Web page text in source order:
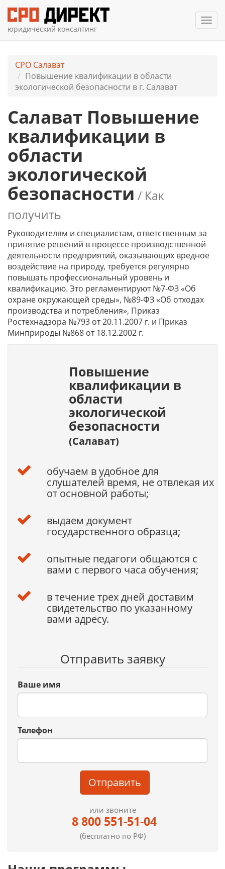
юридический консалтинг
СРО Салават
Повышение квалификации в области
экологической безопасности в г. Салават
Салават Повышение
квалификации в
области
экологической
безопасности / Как
получить
Руководителям и специалистам, ответственным за
принятие решений в процессе производственной
деятельности предприятий, оказывающих вредное
воздействие на природу, требуется регулярно
повышать профессиональный уровень и
квалификацию. Это регламентируют №7-ФЗ «Об
охране окружающей среды», №89-ФЗ «Об отходах
производства и потребления», Приказ
Ростехнадзора №793 от 20.11.2007 г. и Приказ
Минприроды №868 от 18.12.2002 г.
Повышение
квалификации в
области
экологической
безопасности
(Салават)
обучаем в удобное для
слушателей время, не отвлекая их
от основной работы;
выдаем документ
государственного образца;
опытные педагоги общаются с
вами с первого часа обучения;
в течение трех дней доставим
свидетельство по указанному
вами адресу.
Отправить заявку
Ваше имя
Телефон
Отправить
или звоните
8 800 551-51-04
(бесплатно по РФ)